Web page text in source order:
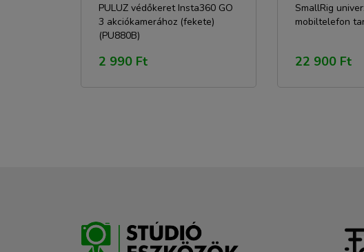
PULUZ védőkeret Insta360 GO
3 akciókamerához (fekete)
(PU880B)
2 990 Ft
SmallRig
mobiltelefon
22 900 Ft